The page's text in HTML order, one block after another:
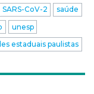
SARS-CoV-2
saúde
unesp
estaduais paulistas